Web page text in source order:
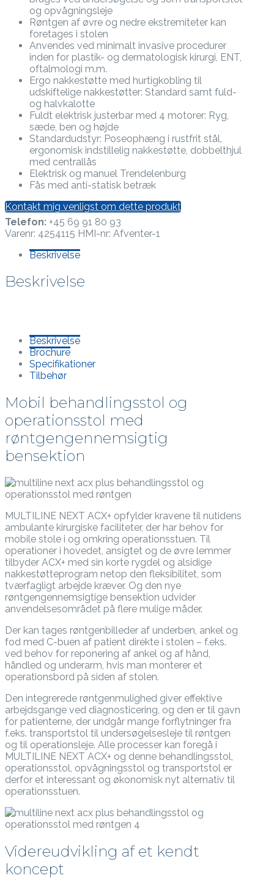
og opvågningsleje
Røntgen af øvre og nedre ekstremiteter kan
foretages i stolen
Anvendes ved minimalt invasive procedurer
inden for plastik- og dermatologisk kirurgi, ENT,
oftalmologi m.m.
Ergo nakkestøtte med hurtigkobling til
udskiftelige nakkestøtter: Standard samt fuld-
og halvkalotte
Fuldt elektrisk justerbar med 4 motorer: Ryg,
sæde, ben og højde
Standardudstyr: Poseophæng i rustfrit stål,
ergonomisk indstillelig nakkestøtte, dobbelthjul
med centrallås
Elektrisk og manuel Trendelenburg
Fås med anti-statisk betræk
Kontakt mig venligst om dette produkt
Telefon: +45 69 91 80 93
Varenr: 4254115 HMI-nr: Afventer-1
Beskrivelse
Beskrivelse
Beskrivelse
Brochure
Specifikationer
Tilbehør
Mobil behandlingsstol og
operationsstol med
røntgengennemsigtig
bensektion
MULTILINE NEXT ACX+ opfylder kravene til nutidens
ambulante kirurgiske faciliteter, der har behov for
mobile stole i og omkring operationsstuen. Til
operationer i hovedet, ansigtet og de øvre lemmer
tilbyder ACX+ med sin korte rygdel og alsidige
nakkestøtteprogram netop den fleksibilitet, som
tværfagligt arbejde kræver. Og den nye
røntgengennemsigtige bensektion udvider
anvendelsesområdet på flere mulige måder.
Der kan tages røntgenbilleder af underben, ankel og
fod med C-buen af patient direkte i stolen – f.eks.
ved behov for reponering af ankel og af hånd,
håndled og underarm, hvis man monterer et
operationsbord på siden af stolen.
Den integrerede røntgenmulighed giver effektive
arbejdsgange ved diagnosticering, og den er til gavn
for patienterne, der undgår mange forflytninger fra
f.eks. transportstol til undersøgelsesleje til røntgen
og til operationsleje. Alle processer kan foregå i
MULTILINE NEXT ACX+ og denne behandlingsstol,
operationsstol, opvågningsstol og transportstol er
derfor et interessant og økonomisk nyt alternativ til
operationsstuen.
Videreudvikling af et kendt
koncept